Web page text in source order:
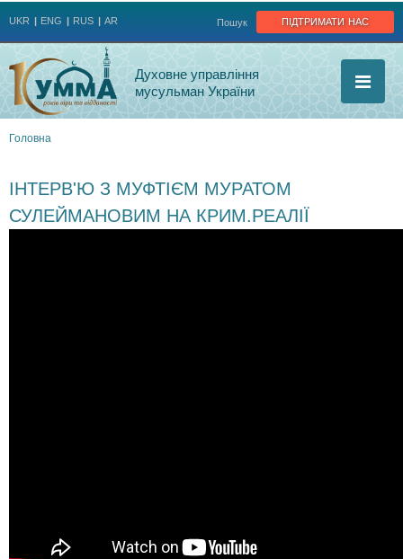
підтримати нас
Пошук
UKR ENG RUS AR
Духовне управління
мусульман України
Головна
ІНТЕРВ'Ю З МУФТІЄМ МУРАТОМ
СУЛЕЙМАНОВИМ НА КРИМ.РЕАЛІЇ